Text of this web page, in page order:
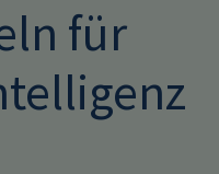
für